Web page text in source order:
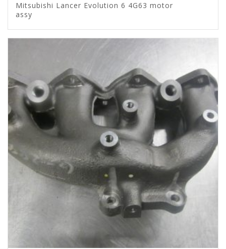
Mitsubishi Lancer Evolution 6 4G63 motor
assy